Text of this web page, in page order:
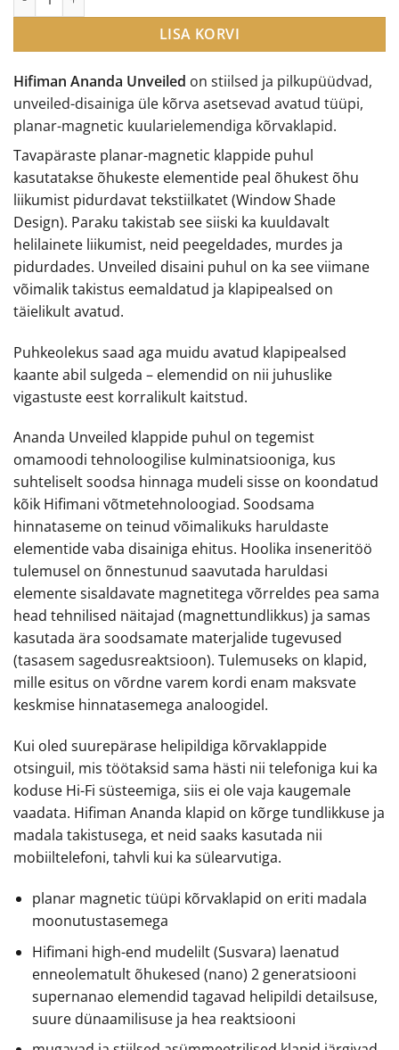
Hifiman Ananda Unveiled on stiilsed ja pilkupüüdvad,
unveiled-disainiga üle kõrva asetsevad avatud tüüpi,
planar-magnetic kuularielemendiga kõrvaklapid.
Tavapäraste planar-magnetic klappide puhul
kasutatakse õhukeste elementide peal õhukest õhu
liikumist pidurdavat tekstiilkatet (Window Shade
Design). Paraku takistab see siiski ka kuuldavalt
helilainete liikumist, neid peegeldades, murdes ja
pidurdades. Unveiled disaini puhul on ka see viimane
võimalik takistus eemaldatud ja klapipealsed on
täielikult avatud.
Puhkeolekus saad aga muidu avatud klapipealsed
kaante abil sulgeda – elemendid on nii juhuslike
vigastuste eest korralikult kaitstud.
Ananda Unveiled klappide puhul on tegemist
omamoodi tehnoloogilise kulminatsiooniga, kus
suhteliselt soodsa hinnaga mudeli sisse on koondatud
kõik Hifimani võtmetehnoloogiad. Soodsama
hinnataseme on teinud võimalikuks haruldaste
elementide vaba disainiga ehitus. Hoolika inseneritöö
tulemusel on õnnestunud saavutada haruldasi
elemente sisaldavate magnetitega võrreldes pea sama
head tehnilised näitajad (magnettundlikkus) ja samas
kasutada ära soodsamate materjalide tugevused
(tasasem sagedusreaktsioon). Tulemuseks on klapid,
mille esitus on võrdne varem kordi enam maksvate
keskmise hinnatasemega analoogidel.
Kui oled suurepärase helipildiga kõrvaklappide
otsinguil, mis töötaksid sama hästi nii telefoniga kui ka
koduse Hi-Fi süsteemiga, siis ei ole vaja kaugemale
vaadata. Hifiman Ananda klapid on kõrge tundlikkuse ja
madala takistusega, et neid saaks kasutada nii
mobiiltelefoni, tahvli kui ka sülearvutiga.
planar magnetic tüüpi kõrvaklapid on eriti madala
moonutustasemega
Hifimani high-end mudelilt (Susvara) laenatud
enneolematult õhukesed (nano) 2 generatsiooni
supernanao elemendid tagavad helipildi detailsuse,
suure dünaamilisuse ja hea reaktsiooni
LISA KORVI